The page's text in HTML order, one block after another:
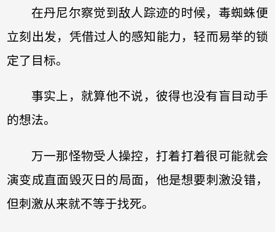
在丹尼尔察觉到敌人踪迹的时候，毒蜘蛛便
立刻出发，凭借过人的感知能力，轻而易举的锁
定了目标。
事实上，就算他不说，彼得也没有盲目动手
的想法。
万一那怪物受人操控，打着打着很可能就会
演变成直面毁灭日的局面，他是想要刺激没错，
但刺激从来就不等于找死。